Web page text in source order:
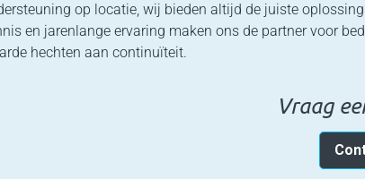
op locatie, wij bieden altijd de juiste
en jarenlange ervaring maken ons de partner voor
hechten aan continuïteit.
Vraag